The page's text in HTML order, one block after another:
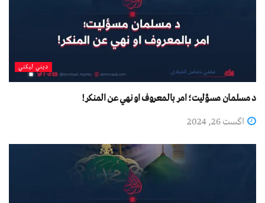
دیني لیکني
د مسلمان مسؤليت؛ امر بالمعروف او نهي عن المنکر!
اگست 26, 2024